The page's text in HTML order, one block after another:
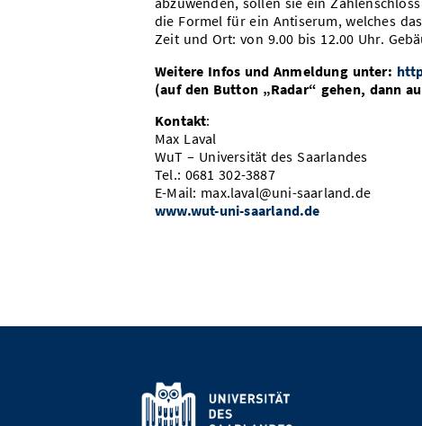
abzuwenden, sollen sie ein
die Formel für ein Antiserum, welches
Zeit und Ort: von 9.00 bis 12.00 Uhr.
Weitere Infos und Anmeldung unter:
(auf den Button „Radar“ gehen, dann
Kontakt:
Max Laval
WuT – Universität des Saarlandes
Tel.: 0681 302-3887
E-Mail: max.laval@uni-saarland.de
www.wut-uni-saarland.de